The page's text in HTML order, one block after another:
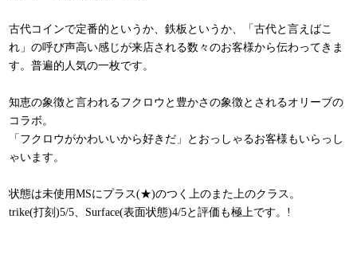
古代コインで定番的というか、鉄板というか、「古代と言えばこ
れ」の呼び声高い感じが来店される数々のお客様から伝わってきま
す。普遍的人気の一枚です。
知恵の象徴と言われるフクロウと豊かさの象徴とされるオリーブの
コラボ。
「フクロウがかわいいから好きだ」とおっしゃるお客様もいらっし
ゃいます。
状態は未使用MSにプラス(★)のつく上のまた上のクラス。
trike(打刻)5/5、Surface(表面状態)4/5と評価も極上です。!